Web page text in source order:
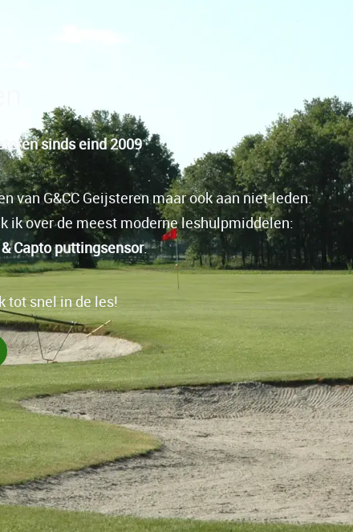
sinds eind 2009
van G&CC Geijsteren maar ook aan niet-leden.
ik over de meest moderne leshulpmiddelen:
Capto puttingsensor.
tot snel in de les!